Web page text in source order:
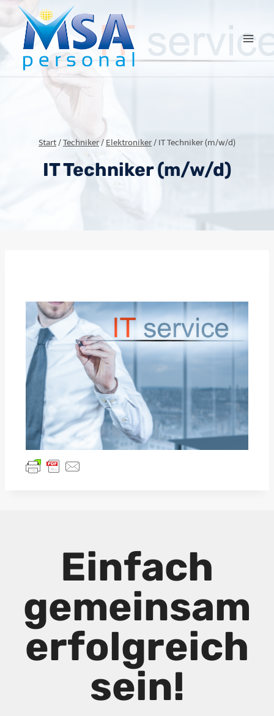
Start/Techniker/ Elektroniker/ IT Techniker (m/w/d)
IT Techniker (m/w/d)
Einfach
gemeinsam
erfolgreich
sein!